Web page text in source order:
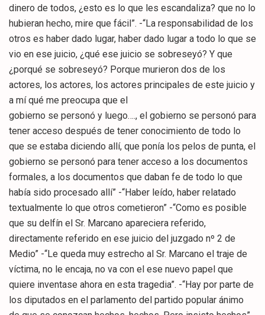
dinero de todos, ¿esto es lo que les escandaliza? que no lo
hubieran hecho, mire que fácil”. -“La responsabilidad de los
otros es haber dado lugar, haber dado lugar a todo lo que se
vio en ese juicio, ¿qué ese juicio se sobreseyó? Y que
¿porqué se sobreseyó? Porque murieron dos de los
actores, los actores, los actores principales de este juicio y
a mí qué me preocupa que el
gobierno se personó y luego…., el gobierno se personó para
tener acceso después de tener conocimiento de todo lo
que se estaba diciendo allí, que ponía los pelos de punta, el
gobierno se personó para tener acceso a los documentos
formales, a los documentos que daban fe de todo lo que
había sido procesado allí” -“Haber leído, haber relatado
textualmente lo que otros cometieron” -“Como es posible
que su delfín el Sr. Marcano apareciera referido,
directamente referido en ese juicio del juzgado nº 2 de
Medio” -“Le queda muy estrecho al Sr. Marcano el traje de
víctima, no le encaja, no va con el ese nuevo papel que
quiere inventase ahora en esta tragedia”. -“Hay por parte de
los diputados en el parlamento del partido popular ánimo